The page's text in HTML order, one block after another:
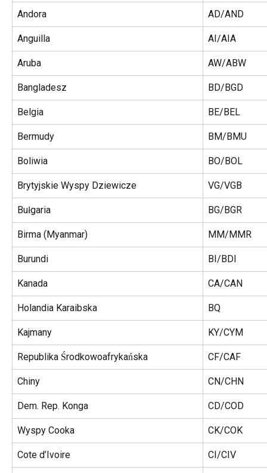
Andora AD/AND
Anguilla AI/AIA
Aruba AW/ABW
Bangladesz BD/BGD
Belgia BE/BEL
Bermudy BM/BMU
Boliwia BO/BOL
Brytyjskie Wyspy Dziewicze VG/VGB
Bułgaria BG/BGR
Birma (Myanmar) MM/MMR
Burundi BI/BDI
Kanada CA/CAN
Holandia Karaibska BQ
Kajmany KY/CYM
Republika Środkowoafrykańska CF/CAF
Chiny CN/CHN
Dem. Rep. Konga CD/COD
Wyspy Cooka CK/COK
Cote d’Ivoire CI/CIV